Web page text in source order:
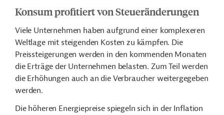
Konsum profitiert von Steueränderungen
Viele Unternehmen haben aufgrund einer komplexeren
Weltlage mit steigenden Kosten zu kämpfen. Die
Preissteigerungen werden in den kommenden Monaten
die Erträge der Unternehmen belasten. Zum Teil werden
die Erhöhungen auch an die Verbraucher weitergegeben
werden.
Die höheren Energiepreise spiegeln sich in der Inflation